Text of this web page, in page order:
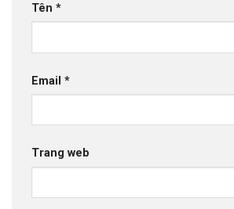
Tên *
Email *
Trang web